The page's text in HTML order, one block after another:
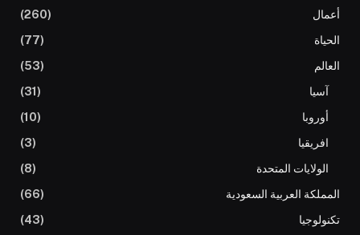
أعمال
(260)
الحياة
(77)
العالم
(53)
آسيا
(31)
أوروبا
(10)
افريقيا
(3)
الولايات المتحدة
(8)
المملكة العربية السعودية
(66)
تكنولوجيا
(43)